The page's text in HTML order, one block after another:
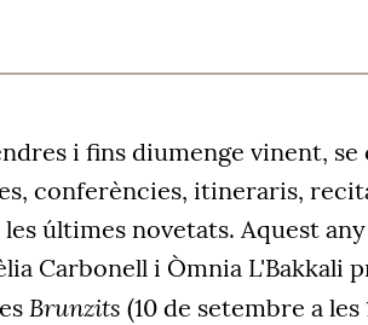
i fins diumenge vinent, se
conferències, itineraris,
últimes novetats. Aquest
Carbonell i Òmnia L'Bakkali
Brunzits (10 de setembre a les